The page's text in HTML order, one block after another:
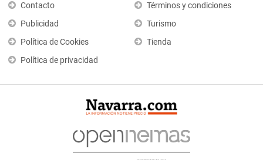
Contacto
Publicidad
Política de Cookies
Política de privacidad
Términos y condiciones
Turismo
Tienda